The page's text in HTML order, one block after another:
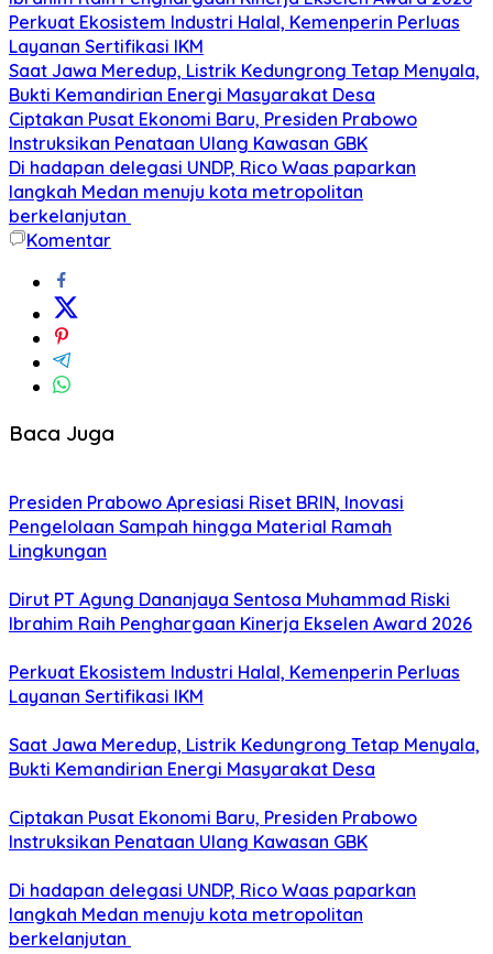
Perkuat Ekosistem Industri Halal, Kemenperin Perluas
Layanan Sertifikasi IKM
Saat Jawa Meredup, Listrik Kedungrong Tetap Menyala,
Bukti Kemandirian Energi Masyarakat Desa
Ciptakan Pusat Ekonomi Baru, Presiden Prabowo
Instruksikan Penataan Ulang Kawasan GBK
Di hadapan delegasi UNDP, Rico Waas paparkan
langkah Medan menuju kota metropolitan
berkelanjutan
Komentar
Baca Juga
Presiden Prabowo Apresiasi Riset BRIN, Inovasi
Pengelolaan Sampah hingga Material Ramah
Lingkungan
Dirut PT Agung Dananjaya Sentosa Muhammad Riski
Ibrahim Raih Penghargaan Kinerja Ekselen Award 2026
Perkuat Ekosistem Industri Halal, Kemenperin Perluas
Layanan Sertifikasi IKM
Saat Jawa Meredup, Listrik Kedungrong Tetap Menyala,
Bukti Kemandirian Energi Masyarakat Desa
Ciptakan Pusat Ekonomi Baru, Presiden Prabowo
Instruksikan Penataan Ulang Kawasan GBK
Di hadapan delegasi UNDP, Rico Waas paparkan
langkah Medan menuju kota metropolitan
berkelanjutan